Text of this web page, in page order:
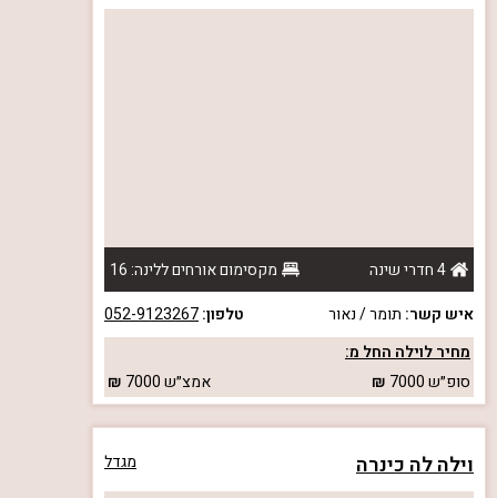
4 חדרי שינה
מקסימום אורחים ללינה: 16
איש קשר: תומר / נאור טלפון:052-9123267
מחיר לוילה החל מ:
סופ״ש7000 אמצ״ש7000
וילה לה כינרה מגדל